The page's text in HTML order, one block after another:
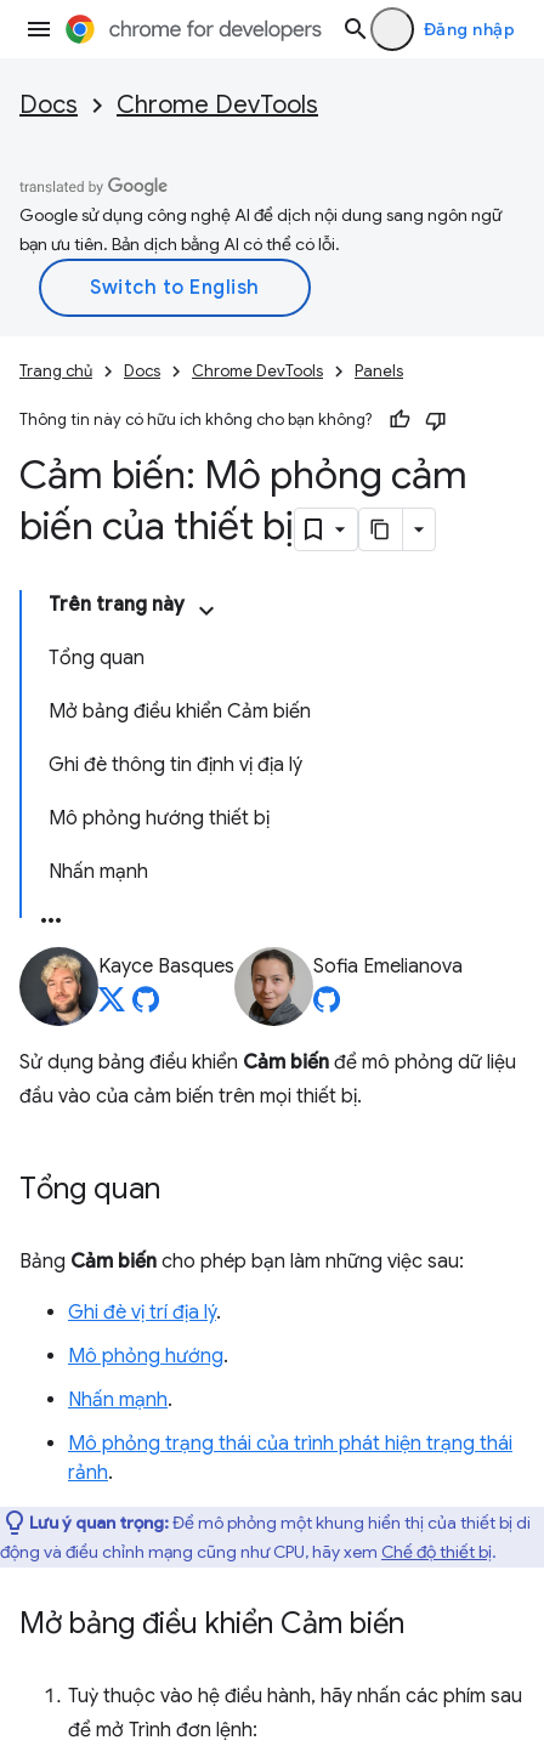
Đăng nhập
Docs Chrome DevTools
Google sử dụng công nghệ AI để dịch nội dung sang ngôn ngữ
bạn ưu tiên. Bản dịch bằng AI có thể có lỗi.
Trang chủ Docs Chrome DevTools Panels
Thông tin này có hữu ích không cho bạn không?
Cảm biến: Mô phỏng cảm
biến của thiết bị
Trên trang này
Tổng quan
Mở bảng điều khiển Cảm biến
Ghi đè thông tin định vị địa lý
Mô phỏng hướng thiết bị
Nhấn mạnh
Kayce Basques Sofia Emelianova
Sử dụng bảng điều khiển Cảm biến để mô phỏng dữ liệu
đầu vào của cảm biến trên mọi thiết bị.
Tổng quan
Bảng Cảm biến cho phép bạn làm những việc sau:
Ghi đè vị trí địa lý.
Mô phỏng hướng.
Nhấn mạnh.
Mô phỏng trạng thái của trình phát hiện trạng thái
rảnh.
Lưu ý quan trọng:Để mô phỏng một khung hiển thị của thiết bị di
động và điều chỉnh mạng cũng như CPU, hãy xem Chế độ thiết bị.
Mở bảng điều khiển Cảm biến
Tuỳ thuộc vào hệ điều hành, hãy nhấn các phím sau
để mở Trình đơn lệnh: